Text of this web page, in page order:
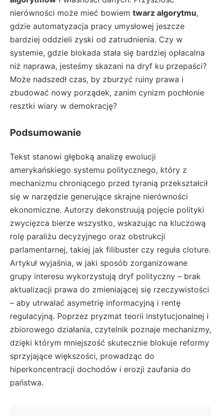
nierówności może mieć bowiem twarz algorytmu,
gdzie automatyzacja pracy umysłowej jeszcze
bardziej oddzieli zyski od zatrudnienia. Czy w
systemie, gdzie blokada stała się bardziej opłacalna
niż naprawa, jesteśmy skazani na dryf ku przepaści?
Może nadszedł czas, by zburzyć ruiny prawa i
zbudować nowy porządek, zanim cynizm pochłonie
resztki wiary w demokrację?
Podsumowanie
Tekst stanowi głęboką analizę ewolucji
amerykańskiego systemu politycznego, który z
mechanizmu chroniącego przed tyranią przekształcił
się w narzędzie generujące skrajne nierówności
ekonomiczne. Autorzy dekonstruują pojęcie polityki
zwycięzca bierze wszystko, wskazując na kluczową
rolę paraliżu decyzyjnego oraz obstrukcji
parlamentarnej, takiej jak filibuster czy reguła cloture.
Artykuł wyjaśnia, w jaki sposób zorganizowane
grupy interesu wykorzystują dryf polityczny – brak
aktualizacji prawa do zmieniającej się rzeczywistości
– aby utrwalać asymetrię informacyjną i rentę
regulacyjną. Poprzez pryzmat teorii instytucjonalnej i
zbiorowego działania, czytelnik poznaje mechanizmy,
dzięki którym mniejszość skutecznie blokuje reformy
sprzyjające większości, prowadząc do
hiperkoncentracji dochodów i erozji zaufania do
państwa.